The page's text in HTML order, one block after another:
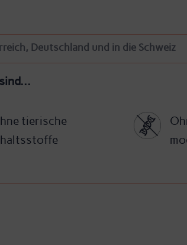
Deutschland und in die Schweiz
tierische